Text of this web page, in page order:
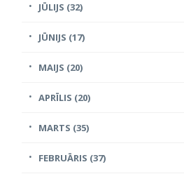
JŪLIJS (32)
JŪNIJS (17)
MAIJS (20)
APRĪLIS (20)
MARTS (35)
FEBRUĀRIS (37)